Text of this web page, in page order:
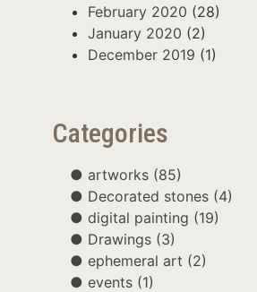
February 2020 (28)
January 2020 (2)
December 2019 (1)
Categories
artworks (85)
Decorated stones (4)
digital painting (19)
Drawings (3)
ephemeral art (2)
events (1)